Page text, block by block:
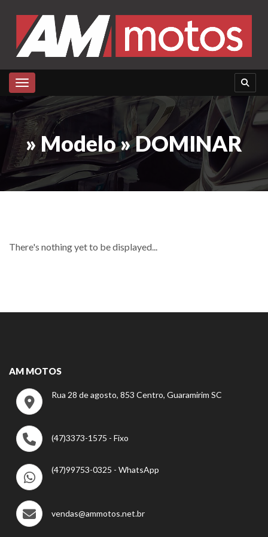
Toggle navigation
» Modelo » DOMINAR
There's nothing yet to be displayed...
AM MOTOS
Rua 28 de agosto, 853 Centro, Guaramirim SC
(47)3373-1575 - Fixo
(47)99753-0325 - WhatsApp
vendas@ammotos.net.br